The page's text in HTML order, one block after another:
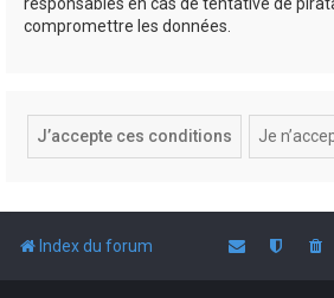
responsables en cas de tentative de
compromettre les données.
Index du forum